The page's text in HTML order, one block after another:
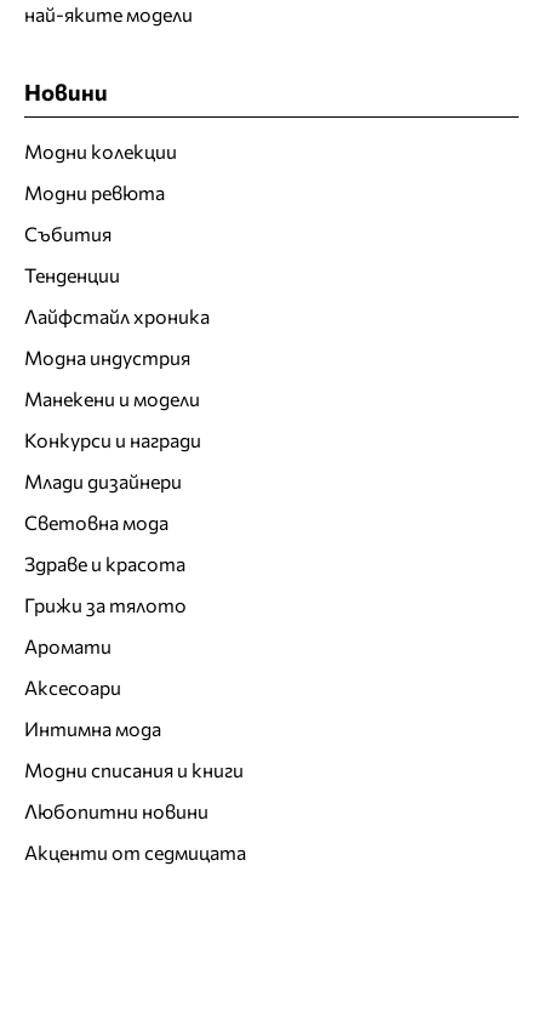
най-яките модели
Новини
Модни колекции
Модни ревюта
Събития
Тенденции
Лайфстайл хроника
Модна индустрия
Манекени и модели
Конкурси и награди
Млади дизайнери
Световна мода
Здраве и красота
Грижи за тялото
Аромати
Аксесоари
Интимна мода
Модни списания и книги
Любопитни новини
Акценти от седмицата